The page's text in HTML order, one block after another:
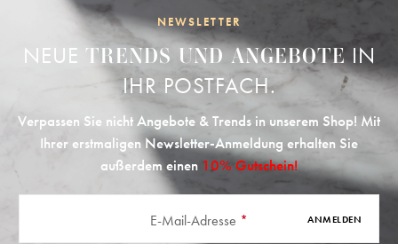
NEWSLETTER
NEUE TRENDS UND ANGEBOTEIN
IHR POSTFACH.
Verpassen Sie nicht Angebote & Trends in unserem Shop! Mit
Ihrer erstmaligen Newsletter-Anmeldung erhalten Sie
außerdem einen 10% Gutschein!
E-Mail-Adresse * ANMELDEN